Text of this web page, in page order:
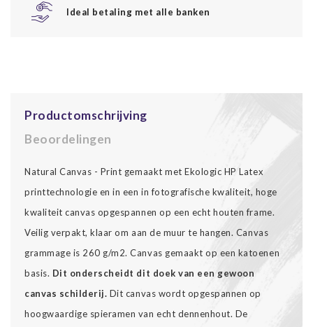
Ideal betaling met alle banken
Productomschrijving
Beoordelingen
Natural Canvas - Print gemaakt met Ekologic HP Latex
printtechnologie en in een in fotografische kwaliteit, hoge
kwaliteit canvas opgespannen op een echt houten frame.
Veilig verpakt, klaar om aan de muur te hangen. Canvas
grammage is 260 g/m2. Canvas gemaakt op een katoenen
basis. Dit onderscheidt dit doek van een gewoon
canvas schilderij. Dit canvas wordt opgespannen op
hoogwaardige spieramen van echt dennenhout. De